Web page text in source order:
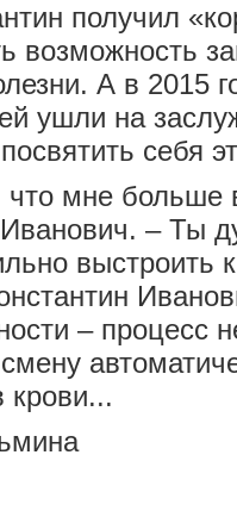
получил
возможность
А в 2015
ушли на
себя
мне больше
– Ты
выстроить
– процесс
крови...